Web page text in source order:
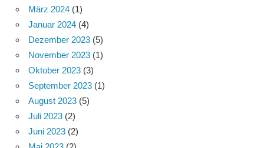
März 2024 (1)
Januar 2024 (4)
Dezember 2023 (5)
November 2023 (1)
Oktober 2023 (3)
September 2023 (1)
August 2023 (5)
Juli 2023 (2)
Juni 2023 (2)